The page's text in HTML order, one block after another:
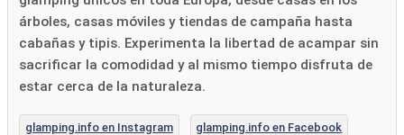
árboles, casas móviles y tiendas de campaña hasta
cabañas y tipis. Experimenta la libertad de acampar sin
sacrificar la comodidad y al mismo tiempo disfruta de
estar cerca de la naturaleza.
glamping.info en Instagram glamping.info en Facebook